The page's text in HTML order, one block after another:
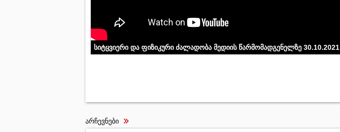
სიტყვიერი და ფიზიკური ძალადობა მედიის წარმომადგენელზე 30.10.2021
არჩევნები